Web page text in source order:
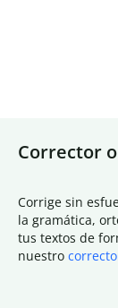
Corrector
Corrige sin
la gramática,
tus textos de
nuestro